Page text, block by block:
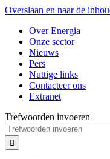
Overslaan en naar de
Over Energia
Onze sector
Nieuws
Pers
Nuttige links
Contacteer ons
Extranet
Trefwoorden invoeren